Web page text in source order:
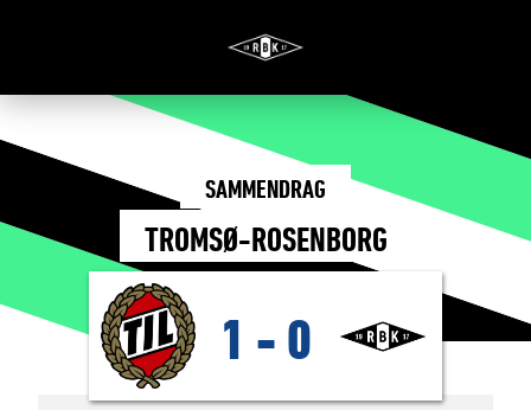
SAMMENDRAG
TROMSØ-ROSENBORG
1 - 0